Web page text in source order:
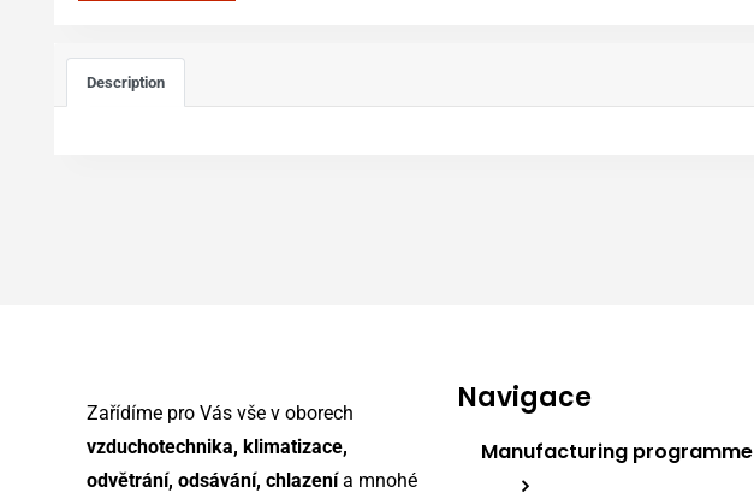
Description
Zařídíme pro Vás vše v oborech
vzduchotechnika, klimatizace,
odvětrání, odsávání, chlazenía mnohé
Navigace
Manufacturing programme